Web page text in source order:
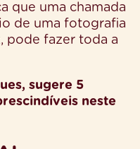
que uma chamada
de uma fotografia
pode fazer toda a
sugere 5
neste